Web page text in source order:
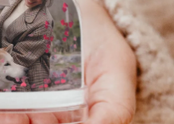
wenigen Schritten – mit
einer Nachricht von
für den perfekten